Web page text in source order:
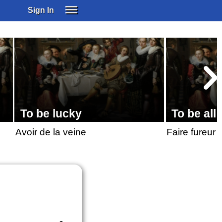
Sign In
SUBSCRIBE
EDUCATIONAL LICENSES
GIFT CARDS
OTHER LANGUAGES
ALEXA
ADJUST COLORS
To be lucky
Avoir de la veine
To be all
Faire fureur